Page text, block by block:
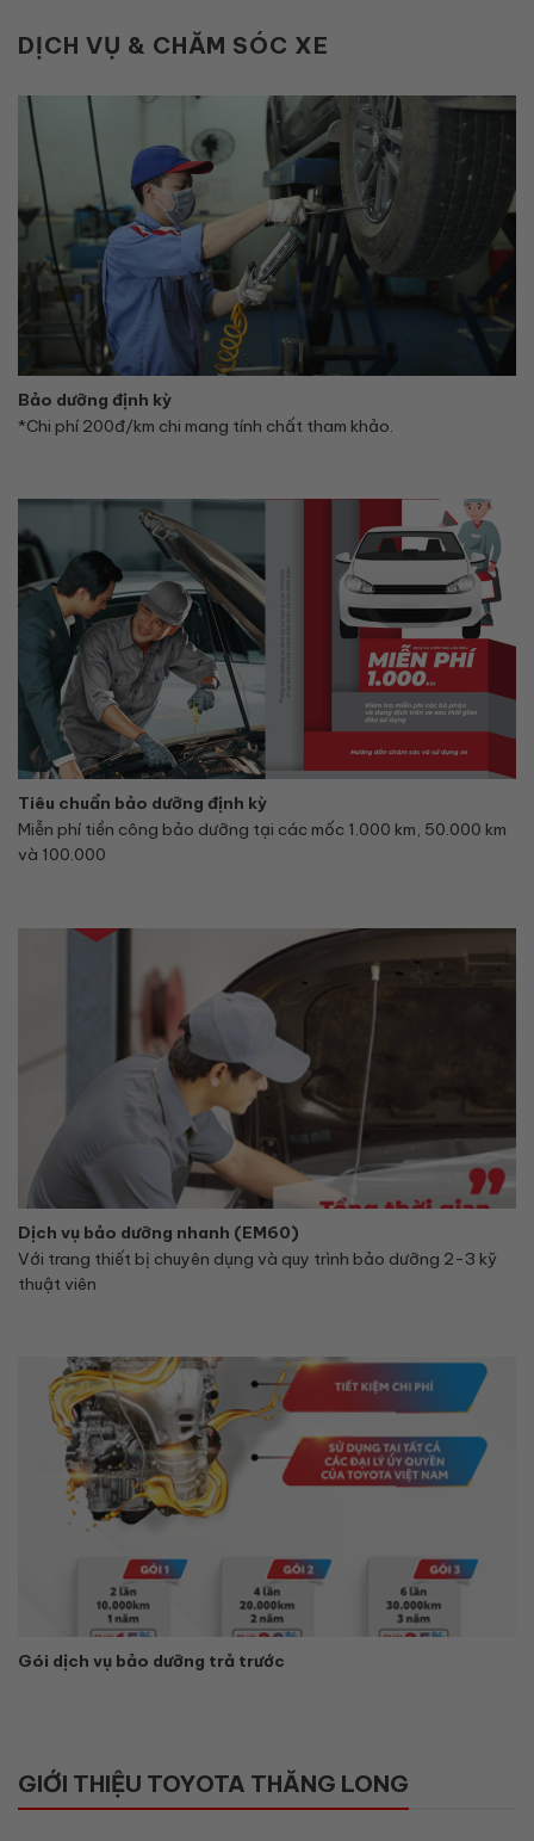
DỊCH VỤ & CHĂM SÓC XE
Bảo dưỡng định kỳ
*Chi phí 200đ/km chi mang tính chất tham khảo.
Tiêu chuẩn bảo dưỡng định kỳ
Miễn phí tiền công bảo dưỡng tại các mốc 1.000 km, 50.000 km
và 100.000
Dịch vụ bảo dưỡng nhanh (EM60)
Với trang thiết bị chuyên dụng và quy trình bảo dưỡng 2-3 kỹ
thuật viên
Gói dịch vụ bảo dưỡng trả trước
GIỚI THIỆU TOYOTA THĂNG LONG